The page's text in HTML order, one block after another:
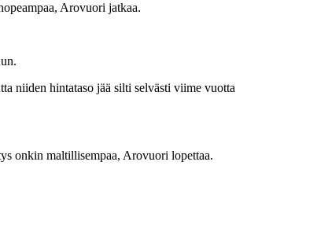
Arovuori jatkaa.
niiden hintataso jää silti selvästi viime vuotta
onkin maltillisempaa, Arovuori lopettaa.